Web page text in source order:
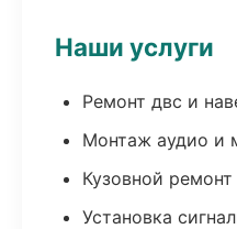
Наши услуги
Ремонт двс и
Монтаж аудио и
Кузовной
Установка